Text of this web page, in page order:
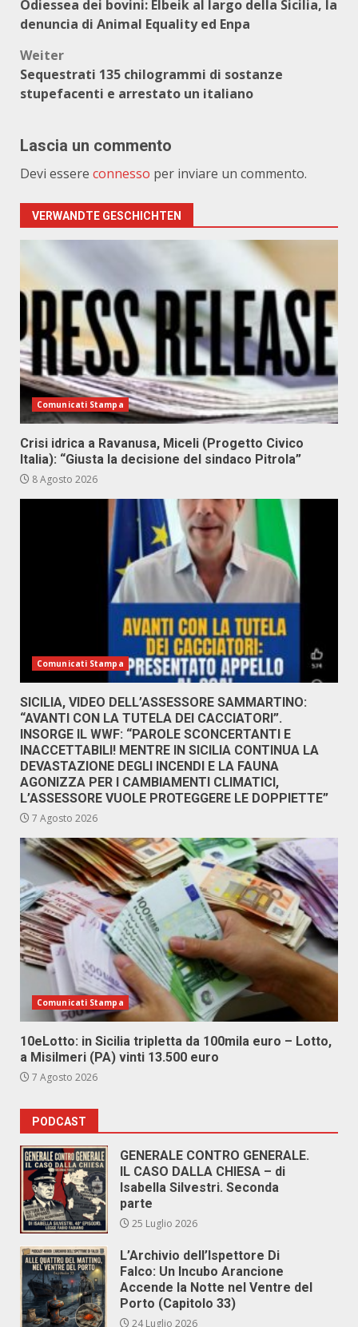
Odiessea dei bovini: Elbeik al largo della Sicilia, la
denuncia di Animal Equality ed Enpa
Weiter
Sequestrati 135 chilogrammi di sostanze
stupefacenti e arrestato un italiano
Lascia un commento
Devi essere connesso per inviare un commento.
VERWANDTE GESCHICHTEN
Comunicati Stampa
Crisi idrica a Ravanusa, Miceli (Progetto Civico
Italia): “Giusta la decisione del sindaco Pitrola”
8 Agosto 2026
Comunicati Stampa
SICILIA, VIDEO DELL’ASSESSORE SAMMARTINO:
“AVANTI CON LA TUTELA DEI CACCIATORI”.
INSORGE IL WWF: “PAROLE SCONCERTANTI E
INACCETTABILI! MENTRE IN SICILIA CONTINUA LA
DEVASTAZIONE DEGLI INCENDI E LA FAUNA
AGONIZZA PER I CAMBIAMENTI CLIMATICI,
L’ASSESSORE VUOLE PROTEGGERE LE DOPPIETTE”
7 Agosto 2026
Comunicati Stampa
10eLotto: in Sicilia tripletta da 100mila euro – Lotto,
a Misilmeri (PA) vinti 13.500 euro
7 Agosto 2026
PODCAST
GENERALE CONTRO GENERALE.
IL CASO DALLA CHIESA – di
Isabella Silvestri. Seconda
parte
25 Luglio 2026
L’Archivio dell’Ispettore Di
Falco: Un Incubo Arancione
Accende la Notte nel Ventre del
Porto (Capitolo 33)
24 Luglio 2026